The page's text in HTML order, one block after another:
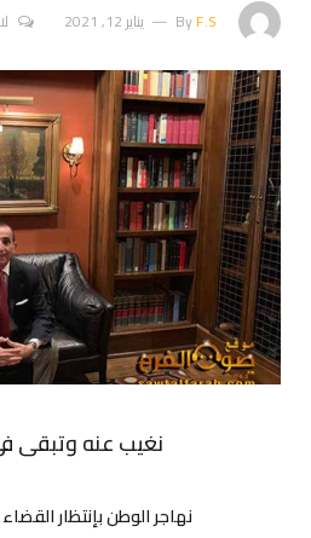
ByF.S يناير 12, 2021
نغيب عنه وتبقى
نهاجر الوطن بإنتظار